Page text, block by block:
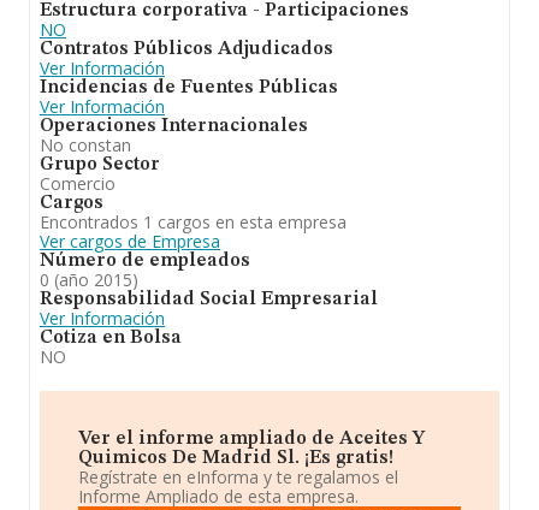
Estructura corporativa - Participaciones
NO
Contratos Públicos Adjudicados
Ver Información
Incidencias de Fuentes Públicas
Ver Información
Operaciones Internacionales
No constan
Grupo Sector
Comercio
Cargos
Encontrados 1 cargos en esta empresa
Ver cargos de Empresa
Número de empleados
0 (año 2015)
Responsabilidad Social Empresarial
Ver Información
Cotiza en Bolsa
NO
Ver el informe ampliado de Aceites Y
Quimicos De Madrid Sl. ¡Es gratis!
Regístrate en eInforma y te regalamos el
Informe Ampliado de esta empresa.